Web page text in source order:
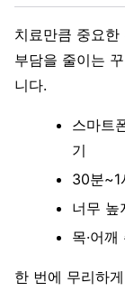
치료만큼 중요
부담을 줄이는
니다.
스마트
기
30분~1
너무 높
목·어
한 번에 무리하